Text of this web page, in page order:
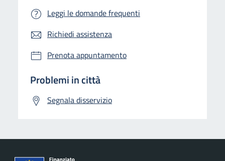
Leggi le domande frequenti
Richiedi assistenza
Prenota appuntamento
Problemi in città
Segnala disservizio